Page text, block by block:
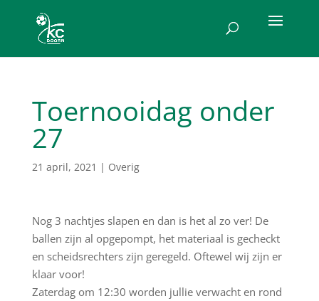
Toernooidag onder
27
21 april, 2021 | Overig
Nog 3 nachtjes slapen en dan is het al zo ver! De
ballen zijn al opgepompt, het materiaal is gecheckt
en scheidsrechters zijn geregeld. Oftewel wij zijn er
klaar voor!
Zaterdag om 12:30 worden jullie verwacht en rond